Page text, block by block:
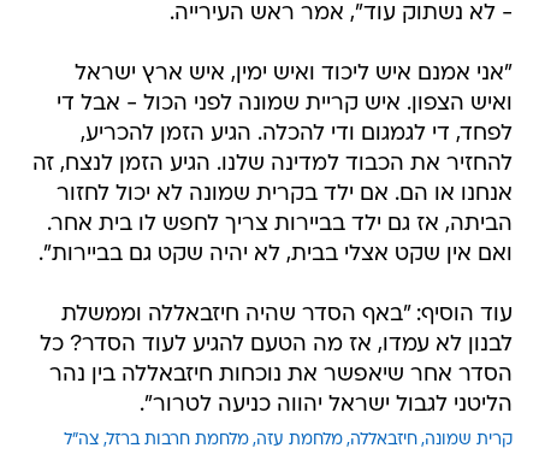
- לא נשתוק עוד", אמר ראש העירייה.
"אני אמנם איש ליכוד ואיש ימין, איש ארץ ישראל
ואיש הצפון. איש קריית שמונה לפני הכול - אבל די
לפחד, די לגמגום ודי להכלה. הגיע הזמן להכריע,
להחזיר את הכבוד למדינה שלנו. הגיע הזמן לנצח, זה
אנחנו או הם. אם ילד בקרית שמונה לא יכול לחזור
הביתה, אז גם ילד בביירות צריך לחפש לו בית אחר.
ואם אין שקט אצלי בבית, לא יהיה שקט גם בביירות".
עוד הוסיף: "באף הסדר שהיה חיזבאללה וממשלת
לבנון לא עמדו, אז מה הטעם להגיע לעוד הסדר? כל
הסדר אחר שיאפשר את נוכחות חיזבאללה בין נהר
הליטני לגבול ישראל יהווה כניעה לטרור".
קרית שמונה חיזבאללה מלחמת עזה מלחמת חרבות ברזל צה"ל